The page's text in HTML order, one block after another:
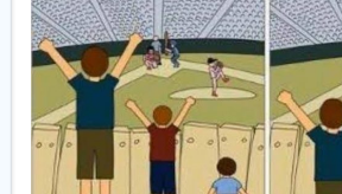
求人情報検索
各種セミナー
履歴書ジェネレーター